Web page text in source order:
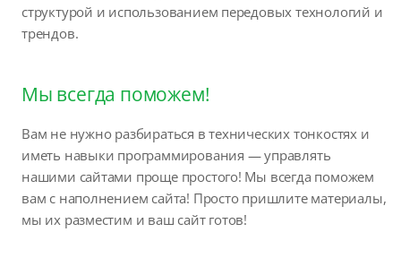
структурой и использованием передовых технологий и
трендов.
Мы всегда поможем!
Вам не нужно разбираться в технических тонкостях и
иметь навыки программирования — управлять
нашими сайтами проще простого! Мы всегда поможем
вам с наполнением сайта! Просто пришлите материалы,
мы их разместим и ваш сайт готов!